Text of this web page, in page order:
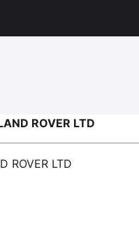
ROVER LTD
ROVER LTD